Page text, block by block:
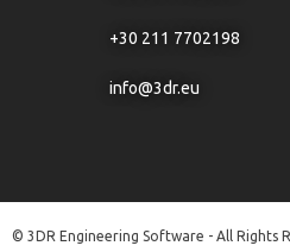
+30 211 7702198
info@3dr.eu
© 3DR Engineering Software - All Rights